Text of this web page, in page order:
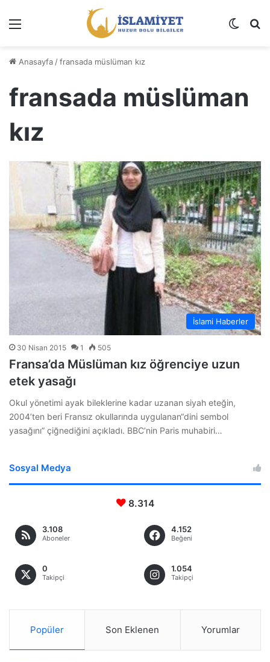
Dış
Anasayfa /fransada müslüman kız
fransada müslüman
kız
İslami Haberler
30 Nisan 2015 1 505
Fransa’da Müslüman kız öğrenciye uzun
etek yasağı
Okul yönetimi ayak bileklerine kadar uzanan siyah eteğin,
2004’ten beri Fransız okullarında uygulanan“dini sembol
yasağını” çiğnediğini açıkladı. BBC’nin Paris muhabiri…
Sosyal Medya
8.314
3.108
Aboneler
4.152
Beğeni
0
Takipçi
1.054
Takipçi
Popüler Son Eklenen Yorumlar